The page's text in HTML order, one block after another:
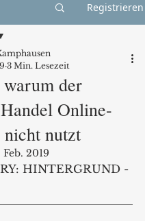
Registrieren
der
Online-
nicht nutzt
3 Min. Lesezeit
Feb. 2019
HINTERGRUND -